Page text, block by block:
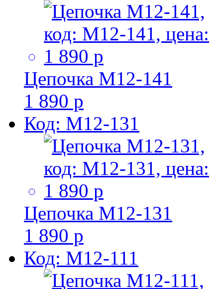
Цепочка M12-141
1 890 р
Код: M12-131
Цепочка M12-131
1 890 р
Код: M12-111